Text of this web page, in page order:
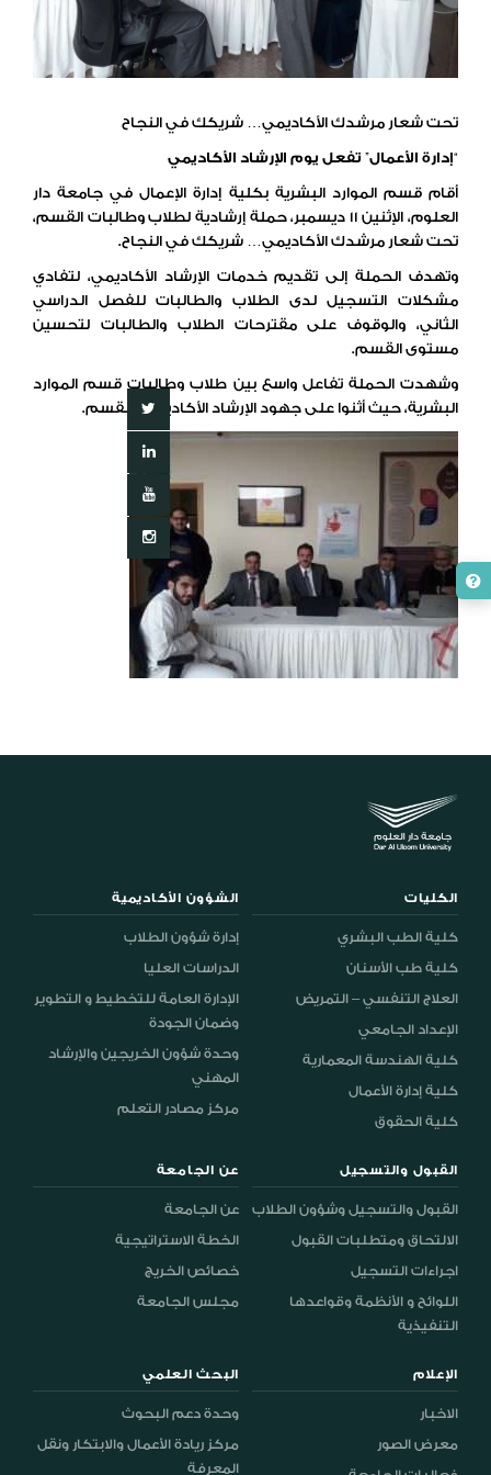
تحت شعار مرشدك الأكاديمي… شريكك في النجاح
“إدارة الأعمال” تفعل يوم الإرشاد الأكاديمي
أقام قسم الموارد البشرية بكلية إدارة الإعمال في جامعة دار
العلوم، الإثنين 11 ديسمبر، حملة إرشادية لطلاب وطالبات القسم،
تحت شعار مرشدك الأكاديمي… شريكك في النجاح.
وتهدف الحملة إلى تقديم خدمات الإرشاد الأكاديمي، لتفادي
مشكلات التسجيل لدى الطلاب والطالبات للفصل الدراسي
الثاني، والوقوف على مقترحات الطلاب والطالبات لتحسين
مستوى القسم.
وشهدت الحملة تفاعل واسع بين طلاب وطالبات قسم الموارد
البشرية، حيث أثنوا على جهود الإرشاد الأكاديمي بالقسم.
الكليات
كلية الطب البشري
كلية طب الأسنان
العلاج التنفسي – التمريض
الإعداد الجامعي
كلية الهندسة المعمارية
كلية إدارة الأعمال
كلية الحقوق
الشؤون الأكاديمية
إدارة شؤون الطلاب
الدراسات العليا
الإدارة العامة للتخطيط و التطوير
وضمان الجودة
وحدة شؤون الخريجين والإرشاد
المهني
مركز مصادر التعلم
القبول والتسجيل
القبول والتسجيل وشؤون الطلاب
الالتحاق ومتطلبات القبول
اجراءات التسجيل
اللوائح و الأنظمة وقواعدها
التنفيذية
عن الجامعة
عن الجامعة
الخطة الاستراتيجية
خصائص الخريج
مجلس الجامعة
الإعلام
الاخبار
معرض الصور
البحث العلمي
وحدة دعم البحوث
مركز ريادة الأعمال والابتكار ونقل
المعرفة